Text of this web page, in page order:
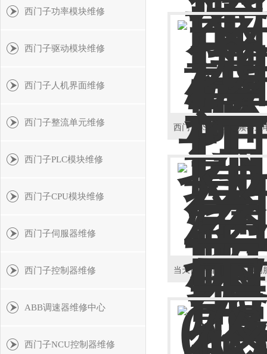
西门子功率模块维修
西门子驱动模块维修
西门子人机界面维修
西门子整流单元维修
西门子PLC模块维修
西门子CPU模块维修
西门子伺服器维修
西门子控制器维修
ABB调速器维修中心
西门子NCU控制器维修